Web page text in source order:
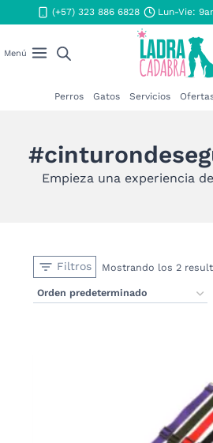
al
(+57) 323 886 6828 Lun-Vie:
Menú
Perros Gatos Servicios
Empieza una experiencia
Filtros Mostrando los 2